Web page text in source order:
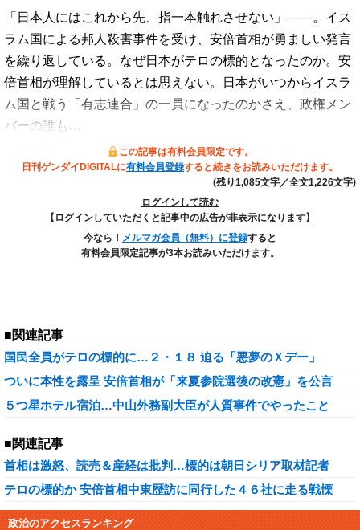
「日本人にはこれから先、指一本触れさせない」――。イス
ラム国による邦人殺害事件を受け、安倍首相が勇ましい発言
を繰り返している。なぜ日本がテロの標的となったのか。安
倍首相が理解しているとは思えない。日本がいつからイスラ
ム国と戦う「有志連合」の一員になったのかさえ、政権メン
バーの誰も…
この記事は有料会員限定です。
日刊ゲンダイDIGITALに有料会員登録すると続きをお読みいただけます。
(残り1,085文字／全文1,226文字)
ログインして読む
【ログインしていただくと記事中の広告が非表示になります】
今なら！ メルマガ会員（無料）に登録すると
有料会員限定記事が3本お読みいただけます。
■関連記事
国民全員がテロの標的に…２・１８ 迫る「悪夢のＸデー」
ついに本性を露呈 安倍首相が「来夏参院選後の改憲」を公言
５つ星ホテル宿泊…中山外務副大臣が人質事件でやったこと
■関連記事
首相は激怒、読売＆産経は批判…標的は朝日シリア取材記者
テロの標的か 安倍首相中東歴訪に同行した４６社に走る戦慄
政治のアクセスランキング